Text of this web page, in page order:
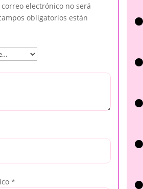
electrónico no será
obligatorios están
*